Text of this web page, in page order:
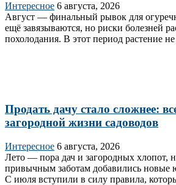
Интересное 6 августа, 2026
Август — финальный рывок для
ещё завязываются, но риски болезней
похолодания. В этот период растение не
Продать дачу стало сложнее:
загородной жизни садоводов
Интересное 6 августа, 2026
Лето — пора дач и загородных хлопот,
привычным заботам добавились новые
С июля вступили в силу правила,